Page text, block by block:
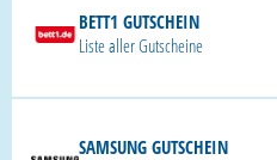
BETT1 GUTSCHEIN
Liste aller Gutscheine
SAMSUNG GUTSCHEIN